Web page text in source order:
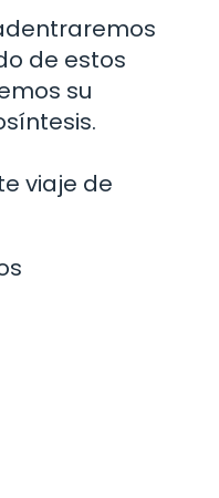
de estos
su
viaje de